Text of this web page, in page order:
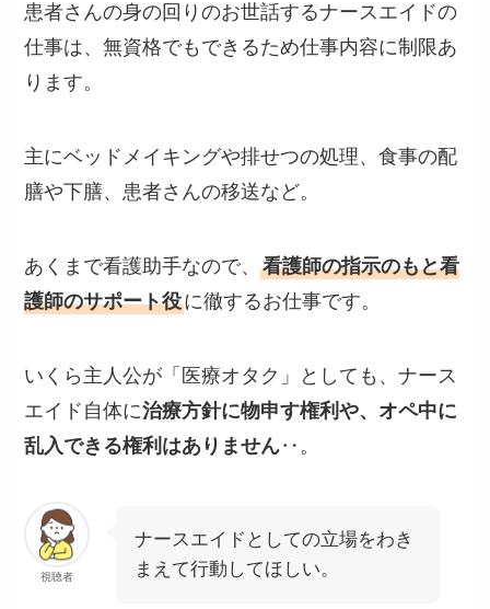
患者さんの身の回りのお世話するナースエイドの
仕事は、無資格でもできるため仕事内容に制限あ
ります。
主にベッドメイキングや排せつの処理、食事の配
膳や下膳、患者さんの移送など。
あくまで看護助手なので、看護師の指示のもと看
護師のサポート役に徹するお仕事です。
いくら主人公が「医療オタク」としても、ナース
エイド自体に治療方針に物申す権利や、オペ中に
乱入できる権利はありません‥。
視聴者
ナースエイドとしての立場をわき
まえて行動してほしい。